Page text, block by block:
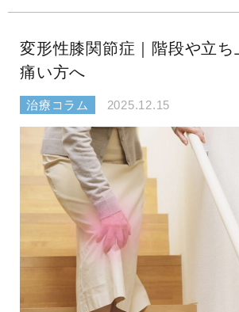
変形性膝関節症｜階段や立
痛い方へ
治療コラム 2025.12.15